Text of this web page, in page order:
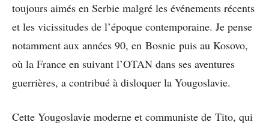
toujours aimés en Serbie malgré les événements récents
et les vicissitudes de l’époque contemporaine. Je pense
notamment aux années 90, en Bosnie puis au Kosovo,
où la France en suivant l’OTAN dans ses aventures
guerrières, a contribué à disloquer la Yougoslavie.
Cette Yougoslavie moderne et communiste de Tito, qui